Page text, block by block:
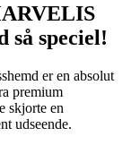
speciel!
er en absolut
premium
skjorte en
udseende.